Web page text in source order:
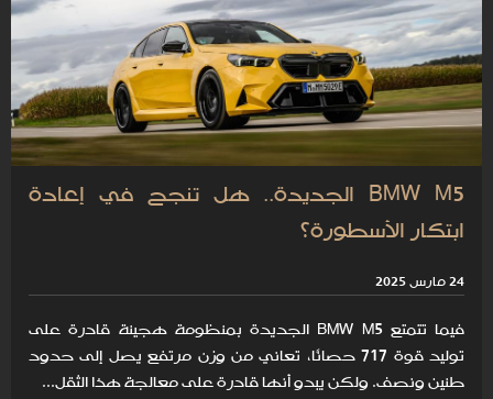
BMW M5 الجديدة.. هل تنجح في إعادة
ابتكار الأسطورة؟
24 مارس 2025
فيما تتمتع BMW M5 الجديدة بمنظومة هجينة قادرة على
توليد قوة 717 حصانًا، تعاني من وزن مرتفع يصل إلى حدود
طنين ونصف. ولكن يبدو أنها قادرة على معالجة هذا الثقل...